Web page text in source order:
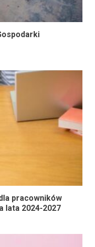
pracowników
lata 2024-2027